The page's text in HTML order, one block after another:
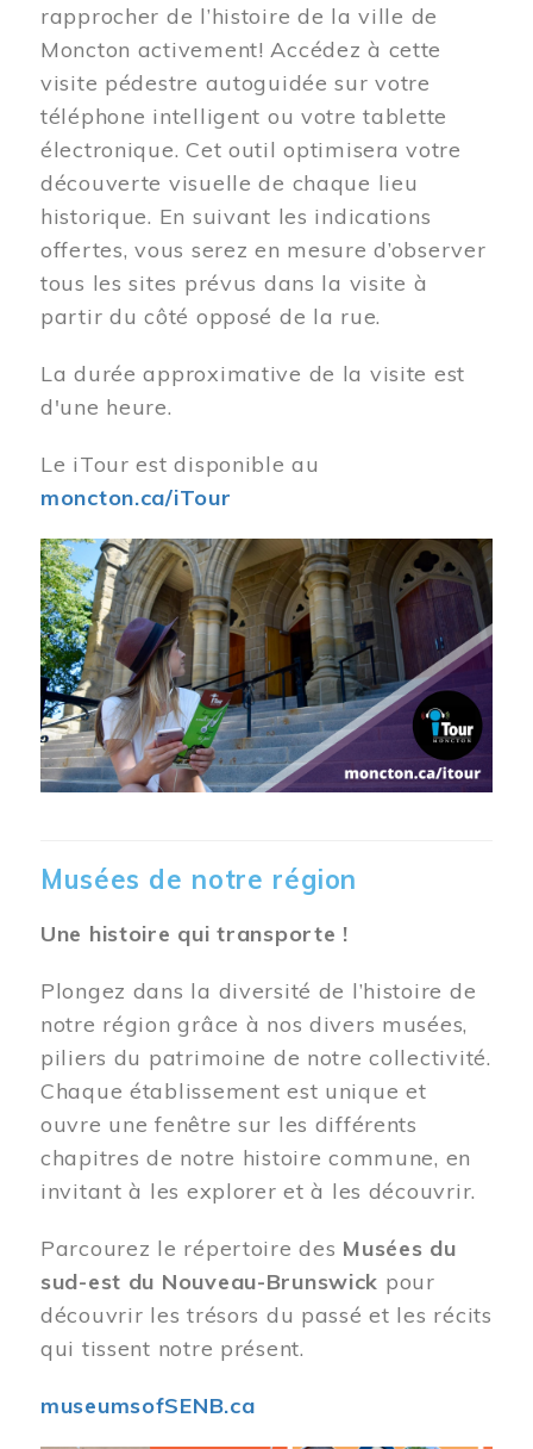
rapprocher de l’histoire de la ville de
Moncton activement! Accédez à cette
visite pédestre autoguidée sur votre
téléphone intelligent ou votre tablette
électronique. Cet outil optimisera votre
découverte visuelle de chaque lieu
historique. En suivant les indications
offertes, vous serez en mesure d’observer
tous les sites prévus dans la visite à
partir du côté opposé de la rue.
La durée approximative de la visite est
d'une heure.
Le iTour est disponible au
moncton.ca/iTour
Musées de notre région
Une histoire qui transporte !
Plongez dans la diversité de l’histoire de
notre région grâce à nos divers musées,
piliers du patrimoine de notre collectivité.
Chaque établissement est unique et
ouvre une fenêtre sur les différents
chapitres de notre histoire commune, en
invitant à les explorer et à les découvrir.
Parcourez le répertoire des Musées du
sud-est du Nouveau-Brunswick pour
découvrir les trésors du passé et les récits
qui tissent notre présent.
museumsofSENB.ca